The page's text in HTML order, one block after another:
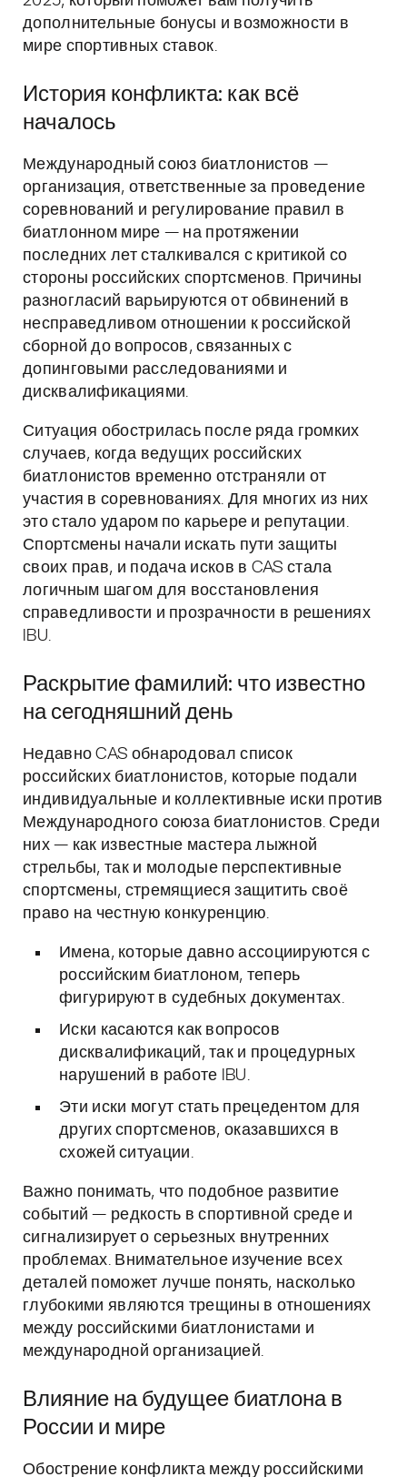
дополнительные бонусы и возможности в
мире спортивных ставок.
История конфликта: как всё
началось
Международный союз биатлонистов —
организация, ответственные за проведение
соревнований и регулирование правил в
биатлонном мире — на протяжении
последних лет сталкивался с критикой со
стороны российских спортсменов. Причины
разногласий варьируются от обвинений в
несправедливом отношении к российской
сборной до вопросов, связанных с
допинговыми расследованиями и
дисквалификациями.
Ситуация обострилась после ряда громких
случаев, когда ведущих российских
биатлонистов временно отстраняли от
участия в соревнованиях. Для многих из них
это стало ударом по карьере и репутации.
Спортсмены начали искать пути защиты
своих прав, и подача исков в CAS стала
логичным шагом для восстановления
справедливости и прозрачности в решениях
IBU.
Раскрытие фамилий: что известно
на сегодняшний день
Недавно CAS обнародовал список
российских биатлонистов, которые подали
индивидуальные и коллективные иски против
Международного союза биатлонистов. Среди
них — как известные мастера лыжной
стрельбы, так и молодые перспективные
спортсмены, стремящиеся защитить своё
право на честную конкуренцию.
Имена, которые давно ассоциируются с
российским биатлоном, теперь
фигурируют в судебных документах.
Иски касаются как вопросов
дисквалификаций, так и процедурных
нарушений в работе IBU.
Эти иски могут стать прецедентом для
других спортсменов, оказавшихся в
схожей ситуации.
Важно понимать, что подобное развитие
событий — редкость в спортивной среде и
сигнализирует о серьезных внутренних
проблемах. Внимательное изучение всех
деталей поможет лучше понять, насколько
глубокими являются трещины в отношениях
между российскими биатлонистами и
международной организацией.
Влияние на будущее биатлона в
России и мире
Обострение конфликта между российскими